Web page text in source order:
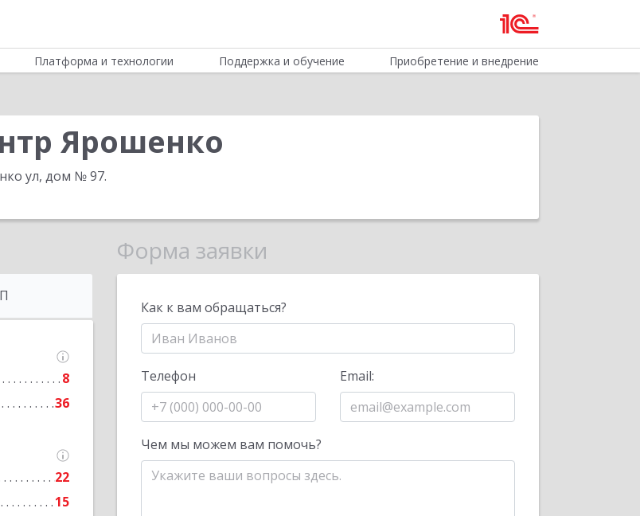
Платформа и технологии Поддержка и обучение Приобретение и внедрение
Ярошенко
ул, дом № 97.
8
36
22
15
Форма заявки
Как к вам обращаться?
Телефон Email:
Чем мы можем вам помочь?